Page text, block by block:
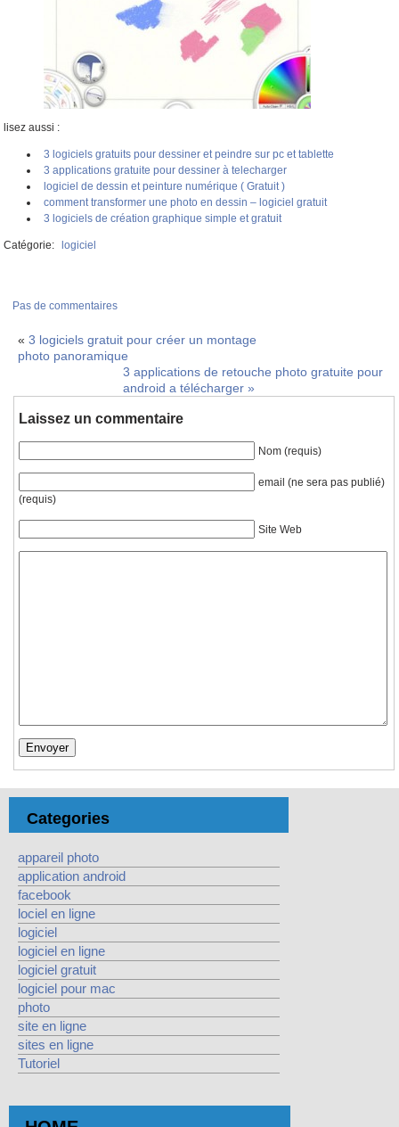
lisez aussi :
3 logiciels gratuits pour dessiner et peindre sur pc et tablette
3 applications gratuite pour dessiner à telecharger
logiciel de dessin et peinture numérique ( Gratuit )
comment transformer une photo en dessin – logiciel gratuit
3 logiciels de création graphique simple et gratuit
Catégorie: logiciel
Pas de commentaires
« 3 logiciels gratuit pour créer un montage
photo panoramique
3 applications de retouche photo gratuite pour
android a télécharger »
Laissez un commentaire
Nom (requis)
email (ne sera pas publié)
(requis)
Site Web
Categories
appareil photo
application android
facebook
lociel en ligne
logiciel
logiciel en ligne
logiciel gratuit
logiciel pour mac
photo
site en ligne
sites en ligne
Tutoriel